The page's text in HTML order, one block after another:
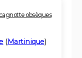
obsèques
(Martinique)